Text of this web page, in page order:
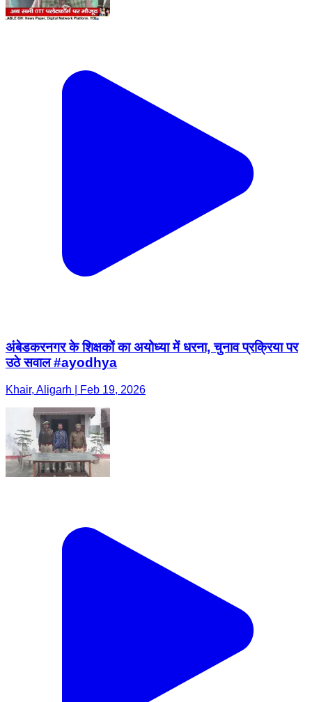
अंबेडकरनगर के शिक्षकों का अयोध्या में धरना, चुनाव प्रक्रिया पर
उठे सवाल #ayodhya
Khair, Aligarh | Feb 19, 2026